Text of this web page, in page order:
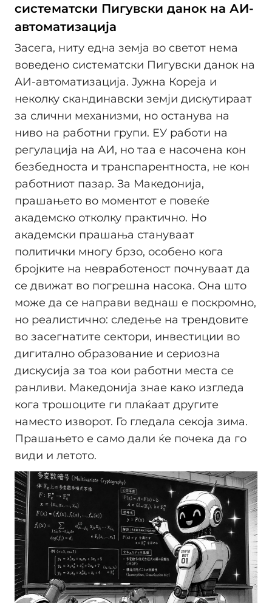
систематски Пигувски данок на АИ-
автоматизација
Засега, ниту една земја во светот нема
воведено систематски Пигувски данок на
АИ-автоматизација. Јужна Кореја и
неколку скандинавски земји дискутираат
за слични механизми, но останува на
ниво на работни групи. ЕУ работи на
регулација на АИ, но таа е насочена кон
безбедноста и транспарентноста, не кон
работниот пазар. За Македонија,
прашањето во моментот е повеќе
академско отколку практично. Но
академски прашања стануваат
политички многу брзо, особено кога
бројките на невработеност почнуваат да
се движат во погрешна насока. Она што
може да се направи веднаш е поскромно,
но реалистично: следење на трендовите
во засегнатите сектори, инвестиции во
дигитално образование и сериозна
дискусија за тоа кои работни места се
ранливи. Македонија знае како изгледа
кога трошоците ги плаќаат другите
наместо изворот. Го гледала секоја зима.
Прашањето е само дали ќе почека да го
види и летото.